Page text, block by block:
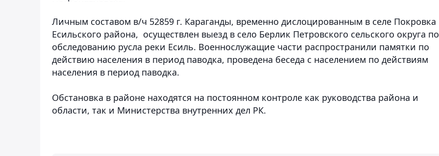
Личным составом в/ч 52859 г. Караганды, временно дислоцированным в селе Покровка
Есильского района, осуществлен выезд в село Берлик Петровского сельского округа по
обследованию русла реки Есиль. Военнослужащие части распространили памятки по
действию населения в период паводка, проведена беседа с населением по действиям
населения в период паводка.
Обстановка в районе находятся на постоянном контроле как руководства района и
области, так и Министерства внутренних дел РК.